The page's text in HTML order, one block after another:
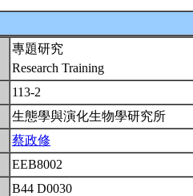
專題研究
Research Training
113-2
生態學與演化生物學研究所
蔡政修
EEB8002
B44 D0030